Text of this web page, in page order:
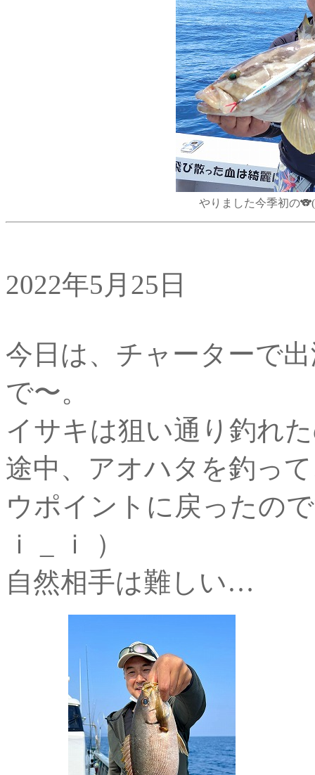
やりました今季初の
2022年5月25日
今日は、チャーターで
で〜。
イサキは狙い通り釣れ
途中、アオハタを釣っ
ウポイントに戻ったの
ｉ _ ｉ ）
自然相手は難しい…